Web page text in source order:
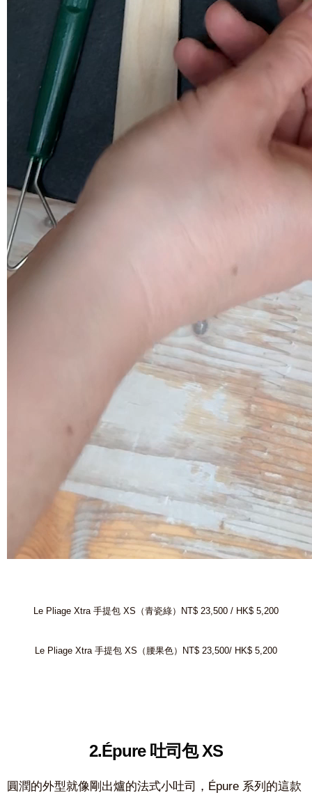
Le Pliage Xtra 手提包 XS（青瓷綠）NT$ 23,500 / HK$ 5,200
Le Pliage Xtra 手提包 XS（腰果色）NT$ 23,500/ HK$ 5,200
2.Épure 吐司包 XS
圓潤的外型就像剛出爐的法式小吐司，Épure 系列的這款